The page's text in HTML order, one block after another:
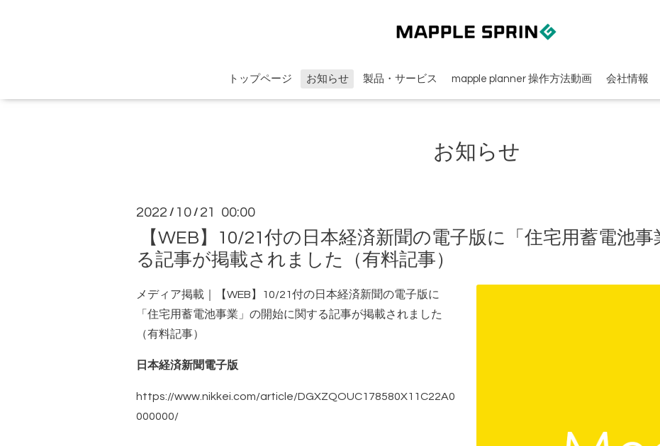
トップページ お知らせ 製品・サービス mapple planner 操作方法動画 会社情報
お知らせ
2022 / 10 / 21 00:00
【WEB】10/21付の日本経済新聞の電子版に「住宅用蓄電池
る記事が掲載されました（有料記事）
メディア掲載｜【WEB】10/21付の日本経済新聞の電子版に
「住宅用蓄電池事業」の開始に関する記事が掲載されました
（有料記事）
日本経済新聞電子版
https://www.nikkei.com/article/DGXZQOUC178580X11C22A0
000000/